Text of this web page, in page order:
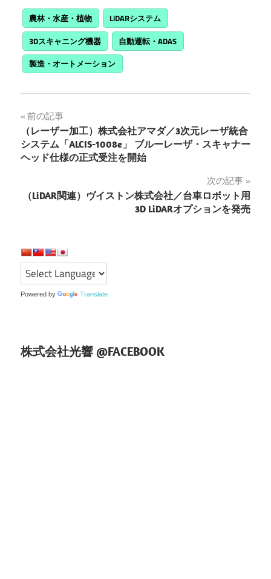
農林・水産・植物
LiDARシステム
3Dスキャニング機器
自動運転・ADAS
製造・オートメーション
投
稿
ナ
ビ
シ
ョ
前の記事
（レーザー加工）株式会社アマダ／3次元レーザ統合
システム「ALCIS-1008e」 ブルーレーザ・スキャナー
ヘッド仕様の正式受注を開始
次の記事
（LiDAR関連）ヴイストン株式会社／台車ロボット用
3D LiDARオプションを発売
Powered by Translate
株式会社光響 @FACEBOOK